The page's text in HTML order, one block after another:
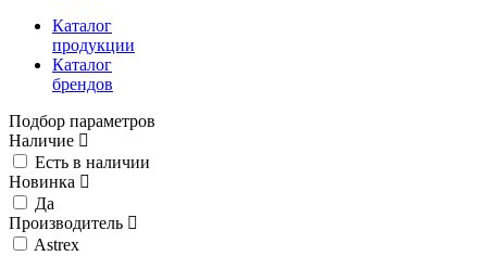
Каталог
продукции
Каталог
брендов
Подбор параметров
Наличие
Есть в наличии
Новинка
Да
Производитель
Astrex